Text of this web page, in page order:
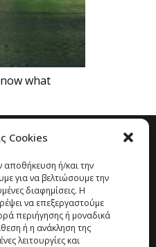
Cookies
αποθήκευση ή/και την
για να βελτιώσουμε την
διαφημίσεις. Η
να επεξεργαστούμε
περιήγησης ή μοναδικά
ή η ανάκληση της
λειτουργίες και
what